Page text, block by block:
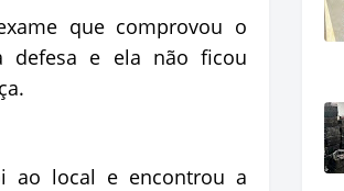
que comprovou o
defesa e ela não ficou
ao local e encontrou a